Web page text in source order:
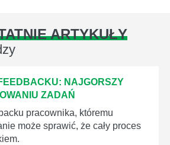
ARTYKUŁY
NAJGORSZY
ZADAŃ
pracownika, któremu
może sprawić, że cały proces